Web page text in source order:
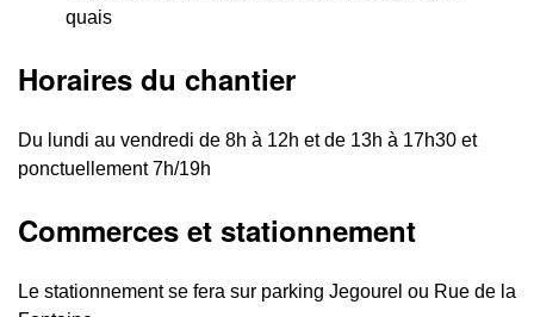
quais
Horaires du chantier
Du lundi au vendredi de 8h à 12h et de 13h à 17h30 et
ponctuellement 7h/19h
Commerces et stationnement
Le stationnement se fera sur parking Jegourel ou Rue de la